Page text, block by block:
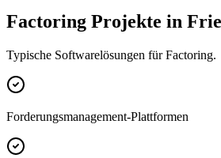
Factoring Projekte in
Typische Softwarelösungen für Factoring.
Forderungsmanagement-Plattformen